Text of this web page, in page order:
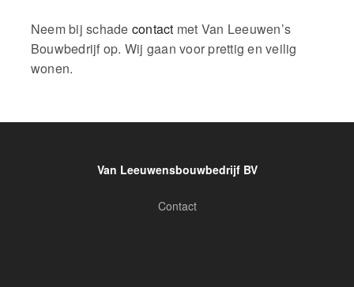
Neem bij schade contact met Van Leeuwen’s
Bouwbedrijf op. Wij gaan voor prettig en veilig
wonen.
Van Leeuwensbouwbedrijf BV
Contact